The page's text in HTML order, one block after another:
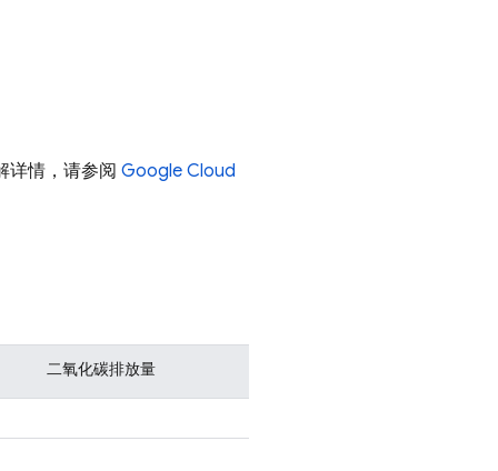
详情，请参阅 Google Cloud
二氧化碳排放量